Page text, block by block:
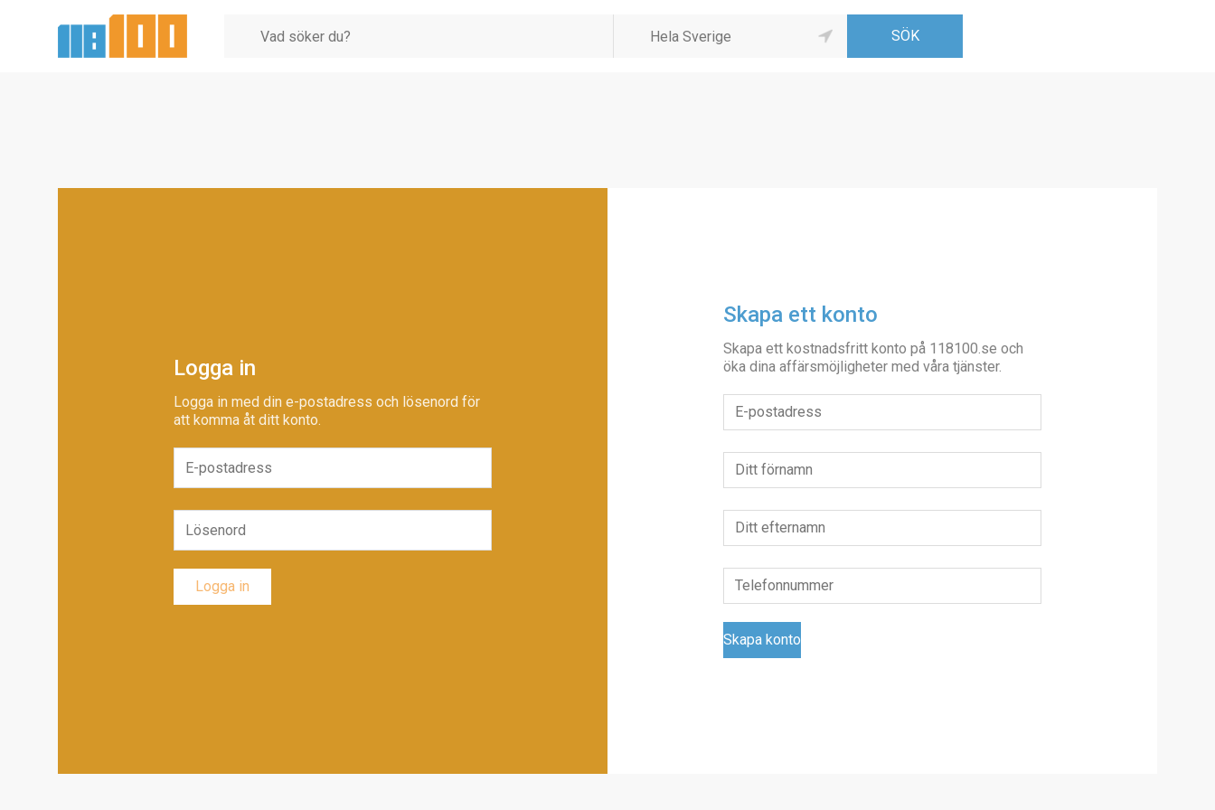
Logga in
Logga in med din e-postadress och lösenord för
att komma åt ditt konto.
Skapa ett konto
Skapa ett kostnadsfritt konto på 118100.se och
öka dina affärsmöjligheter med våra tjänster.